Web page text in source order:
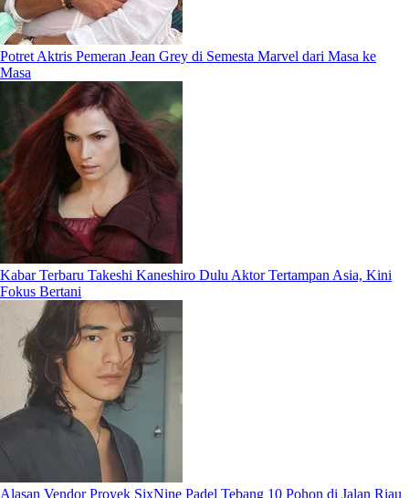
Potret Aktris Pemeran Jean Grey di Semesta Marvel dari Masa ke
Masa
Kabar Terbaru Takeshi Kaneshiro Dulu Aktor Tertampan Asia, Kini
Fokus Bertani
Alasan Vendor Proyek SixNine Padel Tebang 10 Pohon di Jalan Riau